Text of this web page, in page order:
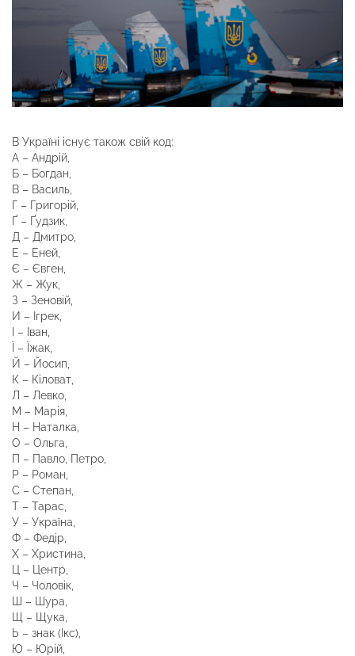
В Україні існує також свій код:
А – Андрій,
Б – Богдан,
В – Василь,
Г – Григорій,
Ґ – Ґудзик,
Д – Дмитро,
Е – Еней,
Є – Євген,
Ж – Жук,
З – Зеновій,
И – Ігрек,
І – Іван,
Ї – Їжак,
Й – Йосип,
К – Кіловат,
Л – Левко,
М – Марія,
Н – Наталка,
О – Ольга,
П – Павло, Петро,
Р – Роман,
С – Степан,
Т – Тарас,
У – Україна,
Ф – Федір,
Х – Христина,
Ц – Центр,
Ч – Чоловік,
Ш – Шура,
Щ – Щука,
Ь – знак (Ікс),
Ю – Юрій,